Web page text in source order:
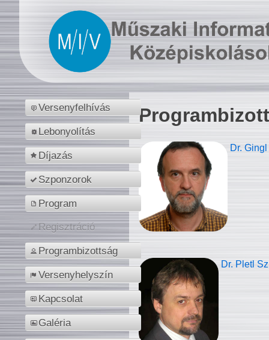
Versenyfelhívás
Lebonyolítás
Díjazás
Szponzorok
Program
Regisztráció
Programbizottság
Versenyhelyszín
Kapcsolat
Galéria
Dr.
Dr. Pletl